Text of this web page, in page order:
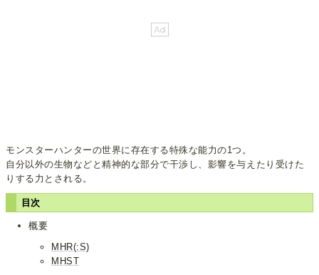
モンスターハンターの世界に存在する特殊な能力の1つ。
自分以外の生物などと精神的な部分で干渉し、影響を与えたり受けた
りする力とされる。
目次
概要
MHR(:S)
MHST